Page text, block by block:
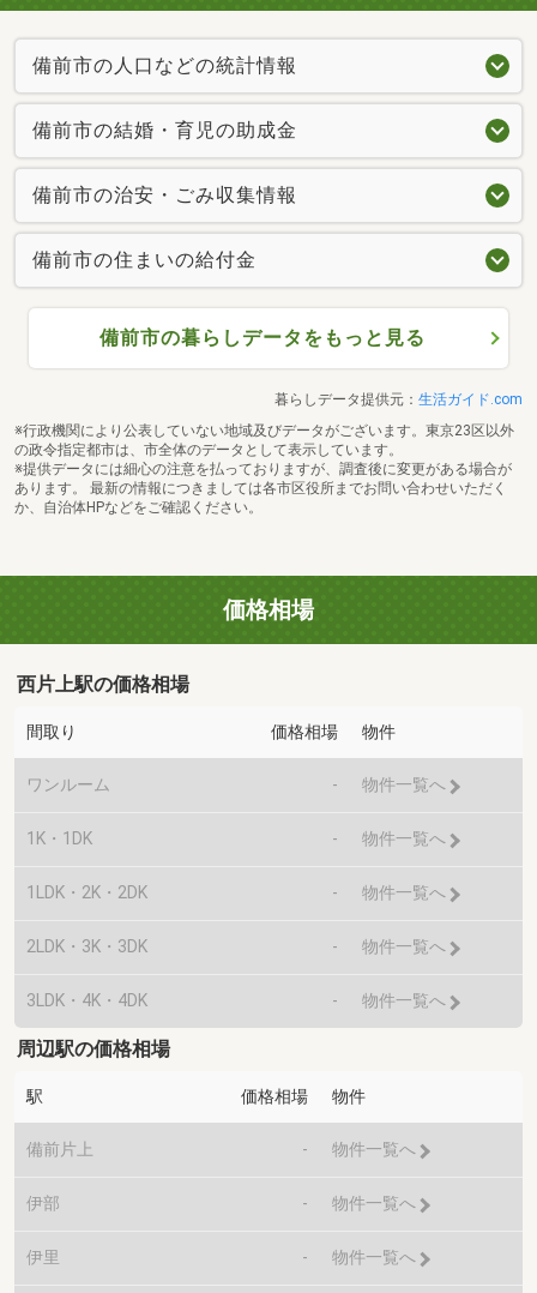
備前市の人口などの統計情報
備前市の結婚・育児の助成金
備前市の治安・ごみ収集情報
備前市の住まいの給付金
備前市の暮らしデータをもっと見る
暮らしデータ提供元： 生活ガイド.com
※行政機関により公表していない地域及びデータがございます。東京23区以外
の政令指定都市は、市全体のデータとして表示しています。
※提供データには細心の注意を払っておりますが、調査後に変更がある場合が
あります。 最新の情報につきましては各市区役所までお問い合わせいただく
か、自治体HPなどをご確認ください。
価格相場
西片上駅の価格相場
間取り 価格相場 物件
ワンルーム - 物件一覧へ
1K・1DK - 物件一覧へ
1LDK・2K・2DK - 物件一覧へ
2LDK・3K・3DK - 物件一覧へ
3LDK・4K・4DK - 物件一覧へ
周辺駅の価格相場
駅 価格相場 物件
備前片上 - 物件一覧へ
伊部 - 物件一覧へ
伊里 - 物件一覧へ